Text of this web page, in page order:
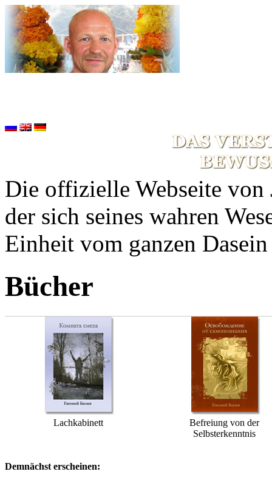
Die offizielle Webseite von
der sich seines wahren
Einheit vom ganzen
Bücher
Lachkabinett
Befreiung von der
Selbsterkenntnis
Demnächst erscheinen: